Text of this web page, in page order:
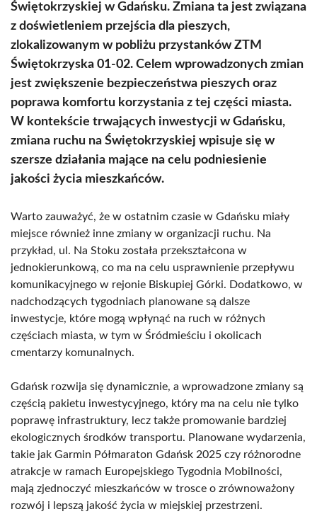
Świętokrzyskiej w Gdańsku. Zmiana ta jest związana
z doświetleniem przejścia dla pieszych,
zlokalizowanym w pobliżu przystanków ZTM
Świętokrzyska 01-02. Celem wprowadzonych zmian
jest zwiększenie bezpieczeństwa pieszych oraz
poprawa komfortu korzystania z tej części miasta.
W kontekście trwających inwestycji w Gdańsku,
zmiana ruchu na Świętokrzyskiej wpisuje się w
szersze działania mające na celu podniesienie
jakości życia mieszkańców.
Warto zauważyć, że w ostatnim czasie w Gdańsku miały
miejsce również inne zmiany w organizacji ruchu. Na
przykład, ul. Na Stoku została przekształcona w
jednokierunkową, co ma na celu usprawnienie przepływu
komunikacyjnego w rejonie Biskupiej Górki. Dodatkowo, w
nadchodzących tygodniach planowane są dalsze
inwestycje, które mogą wpłynąć na ruch w różnych
częściach miasta, w tym w Śródmieściu i okolicach
cmentarzy komunalnych.
Gdańsk rozwija się dynamicznie, a wprowadzone zmiany są
częścią pakietu inwestycyjnego, który ma na celu nie tylko
poprawę infrastruktury, lecz także promowanie bardziej
ekologicznych środków transportu. Planowane wydarzenia,
takie jak Garmin Półmaraton Gdańsk 2025 czy różnorodne
atrakcje w ramach Europejskiego Tygodnia Mobilności,
mają zjednoczyć mieszkańców w trosce o zrównoważony
rozwój i lepszą jakość życia w miejskiej przestrzeni.